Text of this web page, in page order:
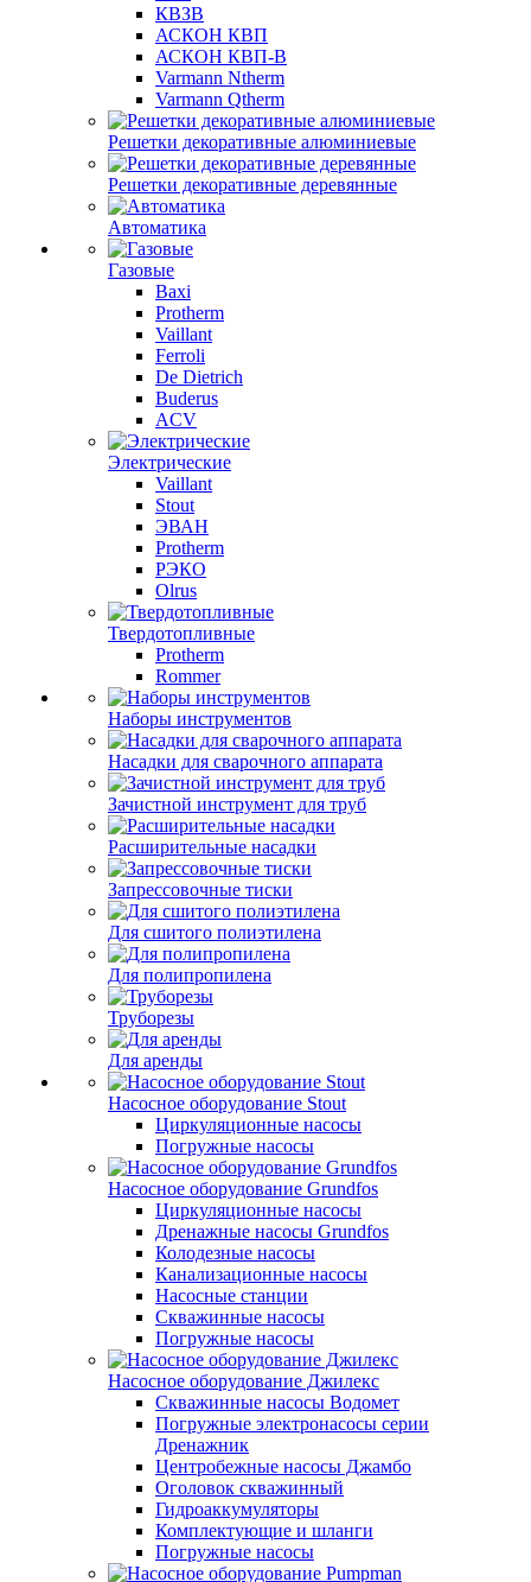
КВЗВ
АСКОН КВП
АСКОН КВП-В
Varmann Ntherm
Varmann Qtherm
Решетки декоративные алюминиевые
Решетки декоративные деревянные
Автоматика
Газовые
Baxi
Protherm
Vaillant
Ferroli
De Dietrich
Buderus
ACV
Электрические
Vaillant
Stout
ЭВАН
Protherm
РЭКО
Olrus
Твердотопливные
Protherm
Rommer
Наборы инструментов
Насадки для сварочного аппарата
Зачистной инструмент для труб
Расширительные насадки
Запрессовочные тиски
Для сшитого полиэтилена
Для полипропилена
Труборезы
Для аренды
Насосное оборудование Stout
Циркуляционные насосы
Погружные насосы
Насосное оборудование Grundfos
Циркуляционные насосы
Дренажные насосы Grundfos
Колодезные насосы
Канализационные насосы
Насосные станции
Скважинные насосы
Погружные насосы
Насосное оборудование Джилекс
Скважинные насосы Водомет
Погружные электронасосы серии
Дренажник
Центробежные насосы Джамбо
Оголовок скважинный
Гидроаккумуляторы
Комплектующие и шланги
Погружные насосы